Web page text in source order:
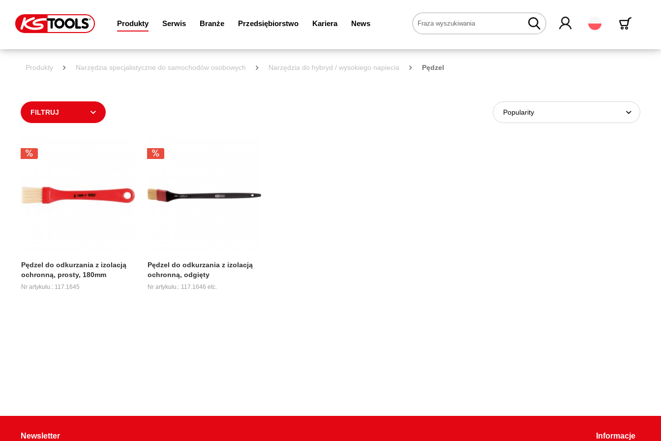
Produkty Serwis Branże Przedsiębiorstwo Kariera News Polski
Produkty Narzędzia specjalistyczne do samochodów osobowych Narzędzia do hybryd / wysokiego napiecia Pędzel
FILTRUJ
Pędzel do odkurzania z izolacją
ochronną, prosty, 180mm
Nr artykułu.: 117.1645
Pędzel do odkurzania z izolacją
ochronną, odgięty
Nr artykułu.: 117.1646 etc.
Newsletter Informacje